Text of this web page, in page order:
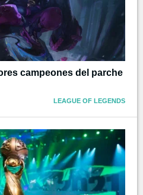
campeones del parche
LEAGUE OF LEGENDS